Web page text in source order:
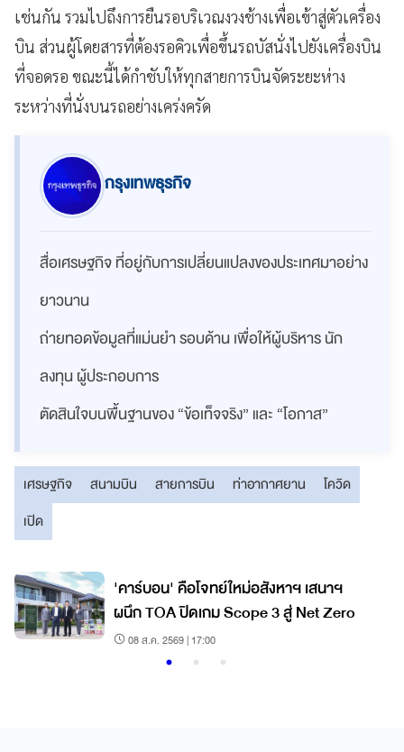
เช่นกัน รวมไปถึงการยืนรอบริเวณงวงช้างเพื่อเข้าสู่ตัวเครื่อง
บิน ส่วนผู้โดยสารที่ต้องรอคิวเพื่อขึ้นรถบัสนั่งไปยังเครื่องบิน
ที่จอดรอ ขณะนี้ได้กำชับให้ทุกสายการบินจัดระยะห่าง
ระหว่างที่นั่งบนรถอย่างเคร่งครัด
กรุงเทพธุรกิจ
สื่อเศรษฐกิจ ที่อยู่กับการเปลี่ยนแปลงของประเทศมาอย่าง
ยาวนาน
ถ่ายทอดข้อมูลที่แม่นยำ รอบด้าน เพื่อให้ผู้บริหาร นัก
ลงทุน ผู้ประกอบการ
ตัดสินใจบนพื้นฐานของ “ข้อเท็จจริง” และ “โอกาส”
เศรษฐกิจ สนามบิน สายการบิน ท่าอากาศยาน
โควิด
เปิด
'คาร์บอน' คือโจทย์ใหม่อสังหาฯ เสนาฯ
ผนึก TOA ปิดเกม Scope 3 สู่ Net Zero
08 ส.ค. 2569 | 17:00